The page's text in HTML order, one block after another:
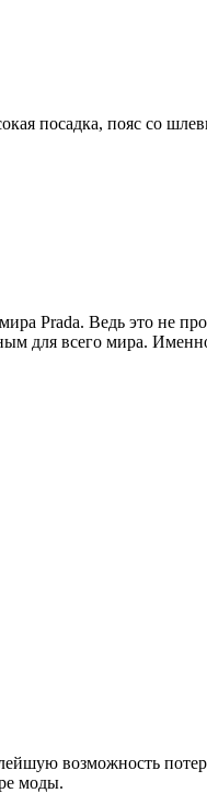
посадка, пояс со
Prada. Ведь это не
для всего мира.
возможность
моды.